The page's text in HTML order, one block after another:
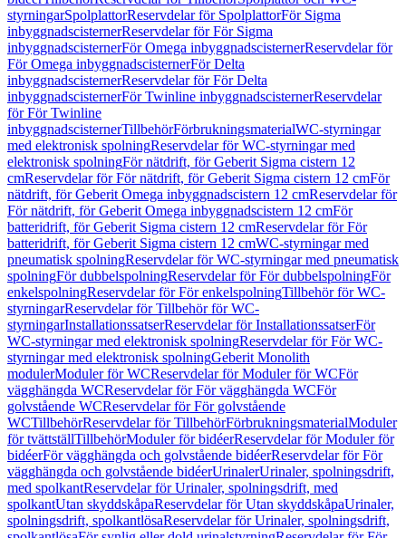
styrningarSpolplattorReservdelar för SpolplattorFör Sigma
inbyggnadscisternerReservdelar för För Sigma
inbyggnadscisternerFör Omega inbyggnadscisternerReservdelar för
För Omega inbyggnadscisternerFör Delta
inbyggnadscisternerReservdelar för För Delta
inbyggnadscisternerFör Twinline inbyggnadscisternerReservdelar
för För Twinline
inbyggnadscisternerTillbehörFörbrukningsmaterialWC-styrningar
med elektronisk spolningReservdelar för WC-styrningar med
elektronisk spolningFör nätdrift, för Geberit Sigma cistern 12
cmReservdelar för För nätdrift, för Geberit Sigma cistern 12 cmFör
nätdrift, för Geberit Omega inbyggnadscistern 12 cmReservdelar för
För nätdrift, för Geberit Omega inbyggnadscistern 12 cmFör
batteridrift, för Geberit Sigma cistern 12 cmReservdelar för För
batteridrift, för Geberit Sigma cistern 12 cmWC-styrningar med
pneumatisk spolningReservdelar för WC-styrningar med pneumatisk
spolningFör dubbelspolningReservdelar för För dubbelspolningFör
enkelspolningReservdelar för För enkelspolningTillbehör för WC-
styrningarReservdelar för Tillbehör för WC-
styrningarInstallationssatserReservdelar för InstallationssatserFör
WC-styrningar med elektronisk spolningReservdelar för För WC-
styrningar med elektronisk spolningGeberit Monolith
modulerModuler för WCReservdelar för Moduler för WCFör
vägghängda WCReservdelar för För vägghängda WCFör
golvstående WCReservdelar för För golvstående
WCTillbehörReservdelar för TillbehörFörbrukningsmaterialModuler
för tvättställTillbehörModuler för bidéerReservdelar för Moduler för
bidéerFör vägghängda och golvstående bidéerReservdelar för För
vägghängda och golvstående bidéerUrinalerUrinaler, spolningsdrift,
med spolkantReservdelar för Urinaler, spolningsdrift, med
spolkantUtan skyddskåpaReservdelar för Utan skyddskåpaUrinaler,
spolningsdrift, spolkantlösaReservdelar för Urinaler, spolningsdrift,